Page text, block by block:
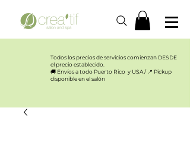
Todos los precios de servicios comienzan DESDE
el precio establecido.​
🚚 Envíos a todo Puerto Rico y USA / 📍 Pickup
disponible en el salón